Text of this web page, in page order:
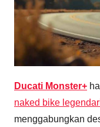
Ducati Monster+
naked bike
menggabungkan